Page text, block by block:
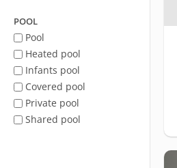
POOL
Pool
Heated pool
Infants pool
Covered pool
Private pool
Shared pool